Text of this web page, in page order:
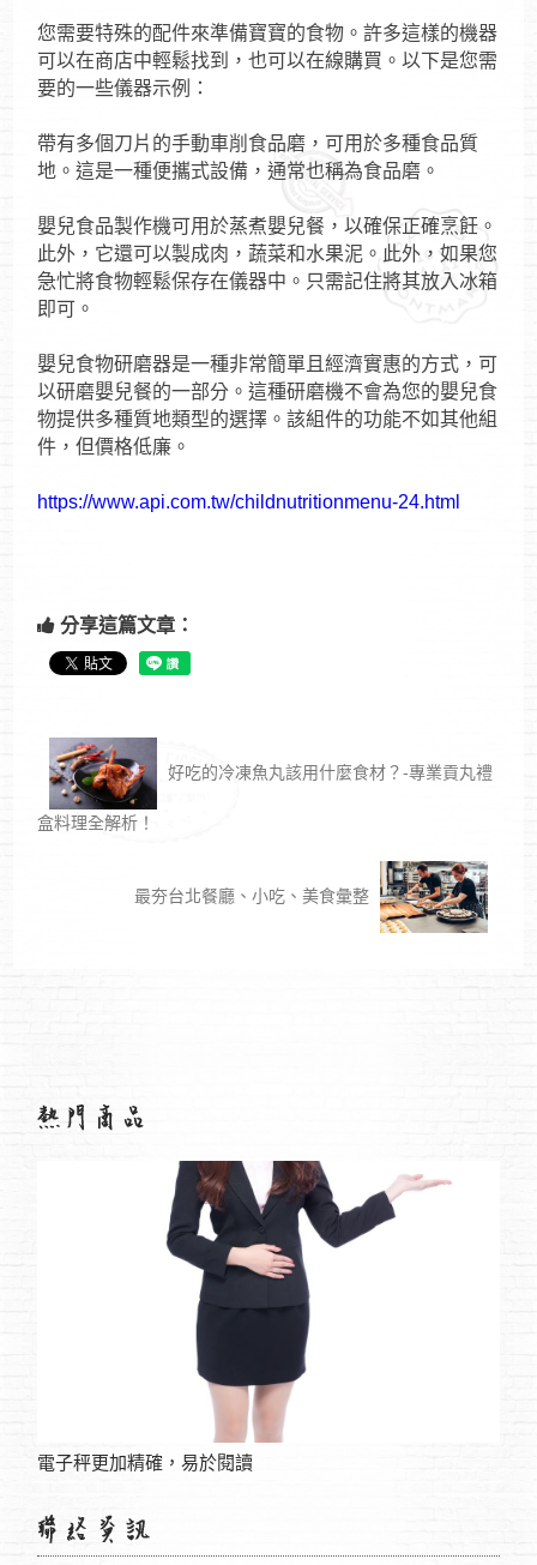
您需要特殊的配件來準備寶寶的食物。許多這樣的機器
可以在商店中輕鬆找到，也可以在線購買。以下是您需
要的一些儀器示例：
帶有多個刀片的手動車削食品磨，可用於多種食品質
地。這是一種便攜式設備，通常也稱為食品磨。
嬰兒食品製作機可用於蒸煮嬰兒餐，以確保正確烹飪。
此外，它還可以製成肉，蔬菜和水果泥。此外，如果您
急忙將食物輕鬆保存在儀器中。只需記住將其放入冰箱
即可。
嬰兒食物研磨器是一種非常簡單且經濟實惠的方式，可
以研磨嬰兒餐的一部分。這種研磨機不會為您的嬰兒食
物提供多種質地類型的選擇。該組件的功能不如其他組
件，但價格低廉。
https://www.api.com.tw/childnutritionmenu-24.html
分享這篇文章：
好吃的冷凍魚丸該用什麼食材？-專業貢丸禮
盒料理全解析！
最夯台北餐廳、小吃、美食彙整
ODM / OEM / OBM 商品開發服務鏈